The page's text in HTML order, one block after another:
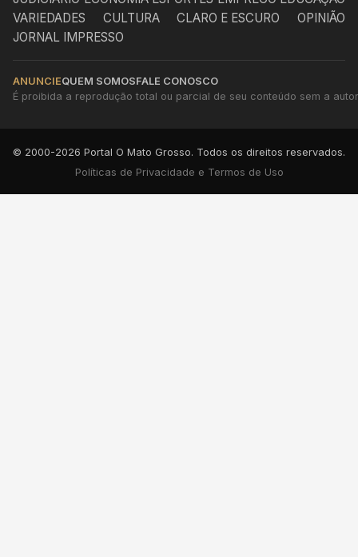
VARIEDADES
CULTURA CLARO E ESCURO
OPINIÃO
JORNAL IMPRESSO
ANUNCIEQUEM SOMOSFALE CONOSCO
É proibida a reprodução total ou parcial de seu conteúdo sem a
© 2000-2026 Portal O Mato Grosso. Todos os direitos reservados.
Políticas de Privacidade e Termos de Uso